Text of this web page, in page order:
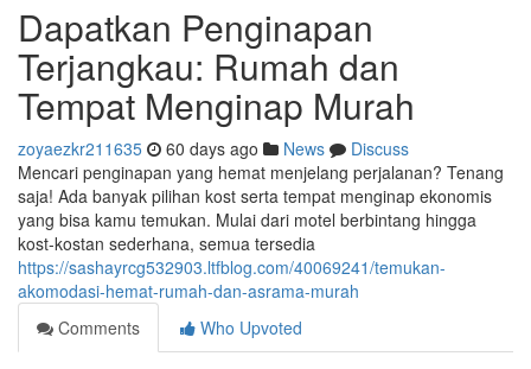
Dapatkan Penginapan
Terjangkau: Rumah dan
Tempat Menginap Murah
zoyaezkr211635 60 days ago News
Discuss
Mencari penginapan yang hemat menjelang perjalanan? Tenang
saja! Ada banyak pilihan kost serta tempat menginap ekonomis
yang bisa kamu temukan. Mulai dari motel berbintang hingga
kost-kostan sederhana, semua tersedia
https://sashayrcg532903.ltfblog.com/40069241/temukan-
akomodasi-hemat-rumah-dan-asrama-murah
Comments
Who Upvoted